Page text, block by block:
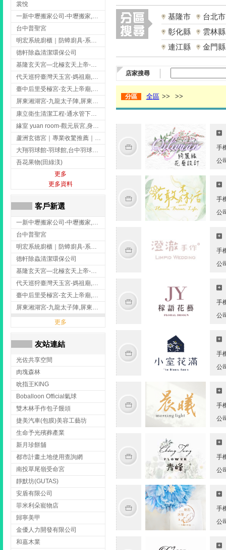
事
裳悅
一新中壢搬家公司-中壢搬家,中壢搬家公司推薦,桃園搬家推薦,桃園搬家公司
台中普聖宮
明宏系統廚櫃｜防蟑廚具-系統廚櫃安裝,台中系統廚櫃安裝,彰化系統廚櫃安裝,台南系統廚櫃安裝,台中防蟑
德軒除蟲清潔環保公司
基隆玄天宮—北極玄天上帝-玄天上帝廟,拜玄天上帝,基隆玄天上帝廟,安樂區玄天上帝廟,
代天巡狩臺灣天玉宮-媽祖廟,拜媽祖,雲林媽祖廟,雲林拜媽祖,
臺中后里受極宮-玄天上帝廟,拜玄天上帝,台中玄天上帝廟,后里玄天上帝廟,
屏東湘湖宮-九龍太子陣,屏東九龍太子陣
康立衛生清潔工程-通水管下水道 清排水溝 台北抽水肥 台北洗污水管 桃園洗污水管下水道
緣室 yuan room-觀元辰宮,身心靈課程,台中觀元辰宮,台中身心靈課程,西屯觀元辰宮
蘆洲玄德宮｜專業收驚推薦｜問事服務｜點燈祭改｜補財補運-玄天上帝廟,問事,台北玄天上帝廟,蘆洲問事,
大翔羽球館-羽球館,台中羽球館,台中羽球場地出租,台中專業羽球館
吾花果物(田綠渼)
更多
更多資料
客戶新選
一新中壢搬家公司-中壢搬家,中壢搬家公司推薦,桃園搬家推薦,桃園搬家公司
台中普聖宮
明宏系統廚櫃｜防蟑廚具-系統廚櫃安裝,台中系統廚櫃安裝,彰化系統廚櫃安裝,台南系統廚櫃安裝,台中防蟑
德軒除蟲清潔環保公司
基隆玄天宮—北極玄天上帝-玄天上帝廟,拜玄天上帝,基隆玄天上帝廟,安樂區玄天上帝廟,
代天巡狩臺灣天玉宮-媽祖廟,拜媽祖,雲林媽祖廟,雲林拜媽祖,
臺中后里受極宮-玄天上帝廟,拜玄天上帝,台中玄天上帝廟,后里玄天上帝廟,
屏東湘湖宮-九龍太子陣,屏東九龍太子陣
更多
友站連結
光佐共享空間
肉塊森林
吮指王KING
Boballoon Official氣球
雙木林手作包子饅頭
捷美汽車(包膜)美容工藝坊
生命予光殯葬產業
新月珍餅舖
都市計畫土地使用查詢網
南投草尾嶺受命宮
靜默坊(GUTAS)
安盾有限公司
菲米利朵寵物店
歸寧美甲
金優人力開發有限公司
和嘉木業
基隆市
台北市
彰化縣
雲林縣
連江縣
金門縣
店家搜尋
分區 全區 >> >>
手
公
手
公
手
公
手
公
手
公
手
公
手
公
手
公